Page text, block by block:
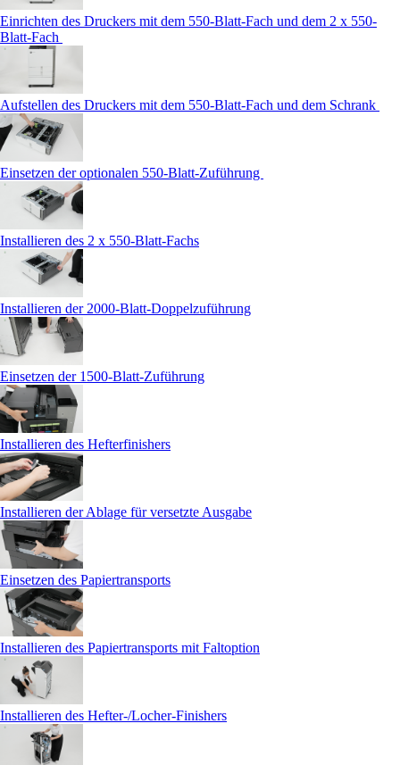
Einrichten des Druckers mit dem 550-Blatt-Fach und dem 2 x 550-
Blatt-Fach
Aufstellen des Druckers mit dem 550-Blatt-Fach und dem Schrank
Einsetzen der optionalen 550‑Blatt-Zuführung
Installieren des 2 x 550-Blatt-Fachs
Installieren der 2000-Blatt-Doppelzuführung
Einsetzen der 1500-Blatt-Zuführung
Installieren des Hefterfinishers
Installieren der Ablage für versetzte Ausgabe
Einsetzen des Papiertransports
Installieren des Papiertransports mit Faltoption
Installieren des Hefter-/Locher-Finishers